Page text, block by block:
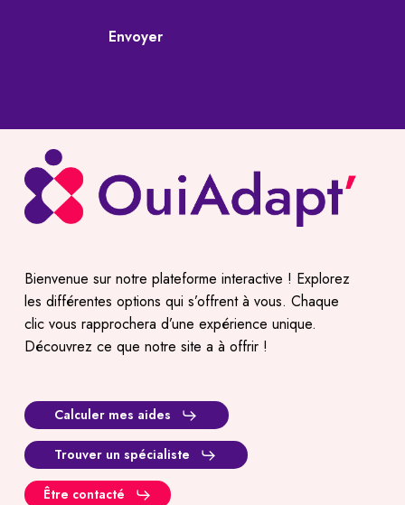
Envoyer
Bienvenue sur notre plateforme interactive ! Explorez
les différentes options qui s’offrent à vous. Chaque
clic vous rapprochera d’une expérience unique.
Découvrez ce que notre site a à offrir !
Calculer mes aides
Trouver un spécialiste
Être contacté